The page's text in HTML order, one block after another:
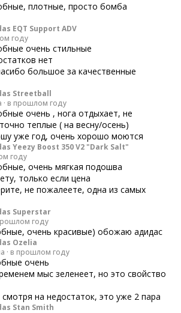
плотные, просто бомба
EQT Support ADV
году
очень стильные
нет
большое за качественные
Streetball
· в прошлом году
очень , нога отдыхает, не
теплые ( на весну/осень)
уже год, очень хорошо моются
Yeezy Boost 350 V2 "Dark Salt"
году
очень мягкая подошва
только если цена
не пожалеете, одна из самых
Superstar
году
очень красивые) обожаю адидас
Ozelia
· в прошлом году
очень
мыс зеленеет, но это свойство
смотря на недостаток, это уже 2 пара
Stan Smith